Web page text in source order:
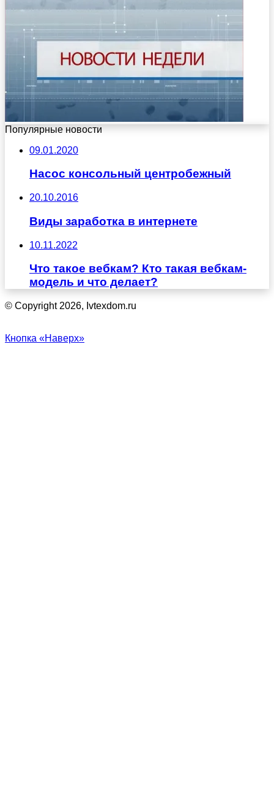
Популярные новости
09.01.2020
Насос консольный центробежный
20.10.2016
Виды заработка в интернете
10.11.2022
Что такое вебкам? Кто такая вебкам-
модель и что делает?
© Copyright 2026, Ivtexdom.ru
Кнопка «Наверх»